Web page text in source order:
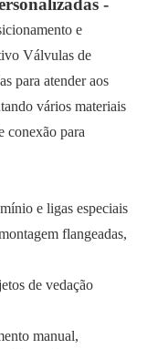
e
-
Válvulas de
para atender aos
vários materiais
conexão para
e ligas especiais
flangeadas,
de vedação
manual,